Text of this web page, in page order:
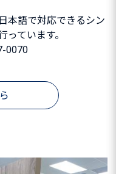
本語で対応できるシン
ています。
0070